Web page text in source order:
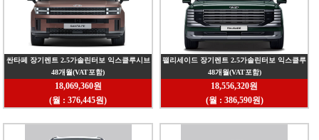
싼타페 장기렌트 2.5가솔린터보 익스클루시브
2026년식 5인승 4년 2WD
48개월(VAT포함)
18,069,360원
(월 : 376,445원)
팰리세이드 장기렌트 2.5가솔린터보 익스클루
시브 2027년형 7인승 4년 2WD
48개월(VAT포함)
18,556,320원
(월 : 386,590원)